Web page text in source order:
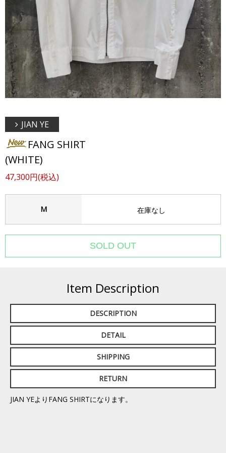
JIAN YE
FANG SHIRT
(WHITE)
47,300円(税込)
M 在庫なし
Item Description
DESCRIPTION
DETAIL
SHIPPING
RETURN
JIAN YEよりFANG SHIRTになります。